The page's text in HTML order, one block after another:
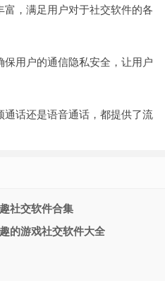
，满足用户对于社交软件的各
用户的通信隐私安全，让用户
话还是语音通话，都提供了流
社交软件合集
的游戏社交软件大全